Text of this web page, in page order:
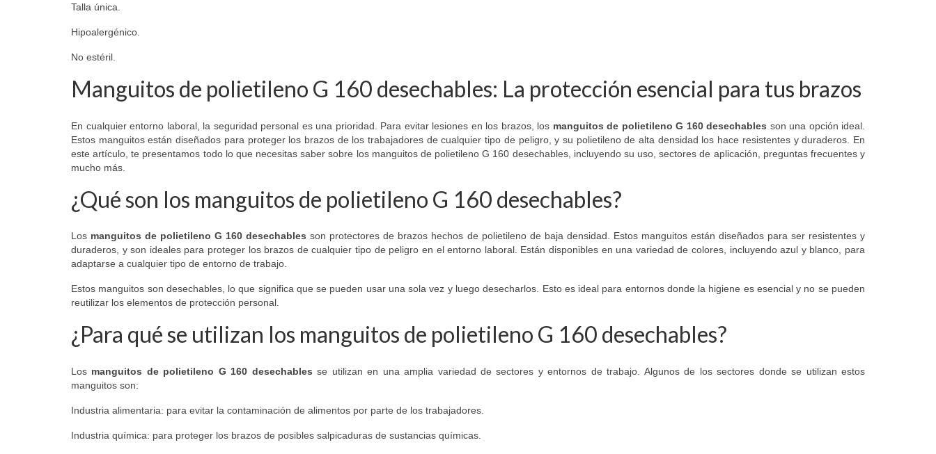
Talla única.
Hipoalergénico.
No estéril.
Manguitos de polietileno G 160 desechables: La protección esencial para tus brazos
En cualquier entorno laboral, la seguridad personal es una prioridad. Para evitar lesiones en los brazos, los manguitos de polietileno G 160 desechables son una opción ideal.
Estos manguitos están diseñados para proteger los brazos de los trabajadores de cualquier tipo de peligro, y su polietileno de alta densidad los hace resistentes y duraderos. En
este artículo, te presentamos todo lo que necesitas saber sobre los manguitos de polietileno G 160 desechables, incluyendo su uso, sectores de aplicación, preguntas frecuentes y
mucho más.
¿Qué son los manguitos de polietileno G 160 desechables?
Los manguitos de polietileno G 160 desechables son protectores de brazos hechos de polietileno de baja densidad. Estos manguitos están diseñados para ser resistentes y
duraderos, y son ideales para proteger los brazos de cualquier tipo de peligro en el entorno laboral. Están disponibles en una variedad de colores, incluyendo azul y blanco, para
adaptarse a cualquier tipo de entorno de trabajo.
Estos manguitos son desechables, lo que significa que se pueden usar una sola vez y luego desecharlos. Esto es ideal para entornos donde la higiene es esencial y no se pueden
reutilizar los elementos de protección personal.
¿Para qué se utilizan los manguitos de polietileno G 160 desechables?
Los manguitos de polietileno G 160 desechables se utilizan en una amplia variedad de sectores y entornos de trabajo. Algunos de los sectores donde se utilizan estos
manguitos son:
Industria alimentaria: para evitar la contaminación de alimentos por parte de los trabajadores.
Industria química: para proteger los brazos de posibles salpicaduras de sustancias químicas.